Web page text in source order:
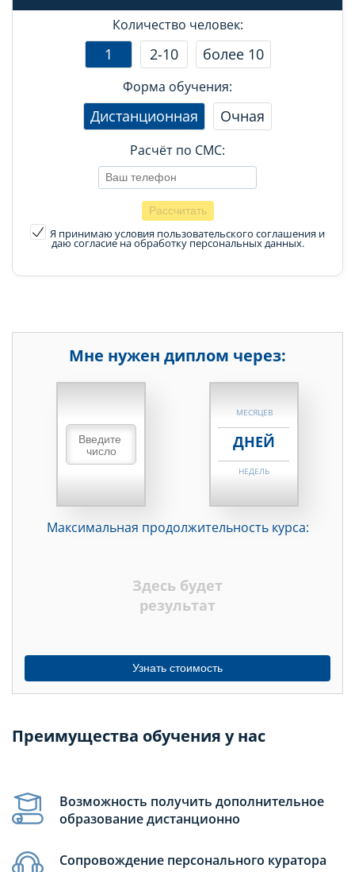
Количество человек:
1 2-10 более 10
Форма обучения:
Дистанционная Очная
Расчёт по СМС:
Я принимаю условия пользовательского соглашения и
даю согласие на обработку персональных данных.
Мне нужен диплом через:
НЕДЕЛЬ
МЕСЯЦЕВ
ДНЕЙ
НЕДЕЛЬ
ДНЕЙ
Максимальная продолжительность курса:
Здесь будет
результат
Узнать стоимость
Преимущества обучения у нас
Возможность получить дополнительное
образование дистанционно
Сопровождение персонального куратора